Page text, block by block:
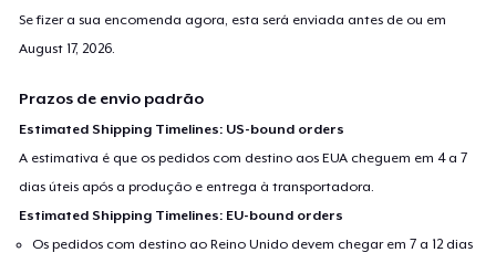
Se fizer a sua encomenda agora, esta será enviada antes de ou em
August 17, 2026
Prazos de envio padrão
Estimated Shipping Timelines: US-bound orders
A estimativa é que os pedidos com destino aos EUA cheguem em 4 a 7
dias úteis após a produção e entrega à transportadora.
Estimated Shipping Timelines: EU-bound orders
Os pedidos com destino ao Reino Unido devem chegar em 7 a 12 dias